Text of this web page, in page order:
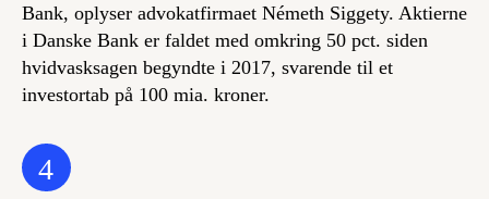
Bank, oplyser advokatfirmaet Németh Siggety. Aktierne
i Danske Bank er faldet med omkring 50 pct. siden
hvidvasksagen begyndte i 2017, svarende til et
investortab på 100 mia. kroner.
4